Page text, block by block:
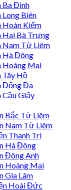
Ba Đình
Long Biên
Hoàn Kiếm
Hai Bà Trưng
Nam Từ Liêm
Hà Đông
Hoàng Mai
Tây Hồ
Đống Đa
Cầu Giấy
Bắc Từ Liêm
Nam Từ Liêm
Thanh Trì
Hà Đông
Đông Anh
Hoàng Mai
Gia Lâm
Hoài Đức